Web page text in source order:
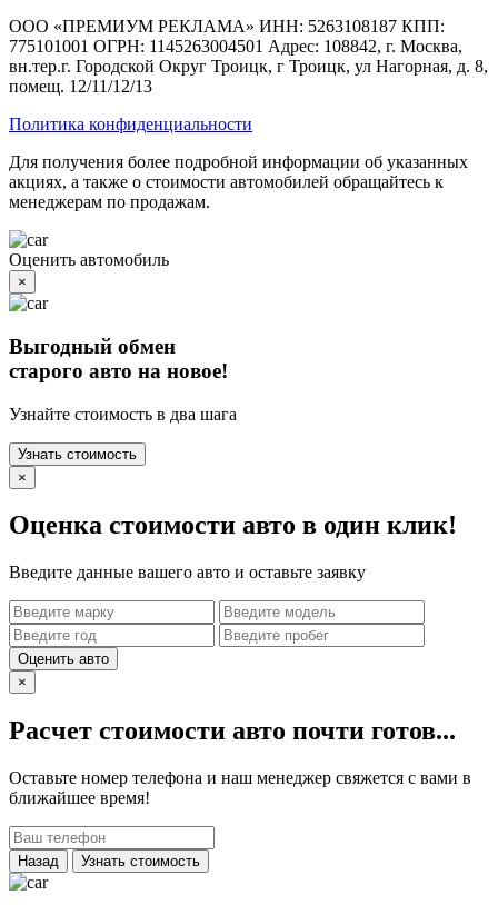
ООО «ПРЕМИУМ РЕКЛАМА» ИНН: 5263108187 КПП:
775101001 ОГРН: 1145263004501 Адрес: 108842, г. Москва,
вн.тер.г. Городской Округ Троицк, г Троицк, ул Нагорная, д. 8,
помещ. 12/11/12/13
Политика конфиденциальности
Для получения более подробной информации об указанных
акциях, а также о стоимости автомобилей обращайтесь к
менеджерам по продажам.
Оценить автомобиль
×
Выгодный обмен
старого авто на новое!
Узнайте стоимость в два шага
Узнать стоимость
×
Оценка стоимости авто в один клик!
Введите данные вашего авто и оставьте заявку
Оценить авто
×
Расчет стоимости авто почти готов...
Оставьте номер телефона и наш менеджер свяжется с вами в
ближайшее время!
Назад Узнать стоимость